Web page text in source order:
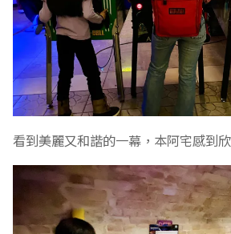
看到美麗又和諧的一幕，本阿宅感到